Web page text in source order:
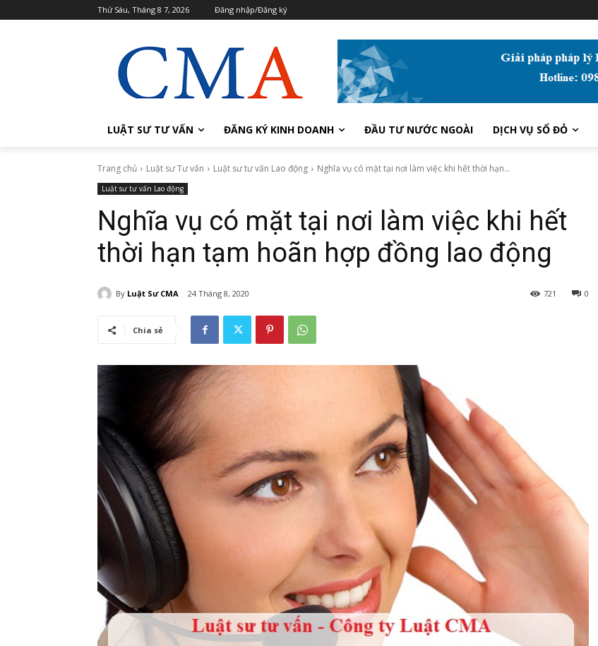
Thứ Sáu, Tháng 8 7, 2026 Đăng nhập/Đăng ký
LUẬT SƯ TƯ VẤN ĐĂNG KÝ KINH DOANH ĐẦU TƯ NƯỚC NGOÀI DỊCH VỤ SỔ ĐỎ
Trang chủ Luật sư Tư vấn Luật sư tư vấn Lao động Nghĩa vụ có mặt tại nơi làm việc khi hết thời hạn...
Luật sư tư vấn Lao động
Nghĩa vụ có mặt tại nơi làm việc khi hết
thời hạn tạm hoãn hợp đồng lao động
By Luật Sư CMA 24 Tháng 8, 2020 0
721
Chia sẻ